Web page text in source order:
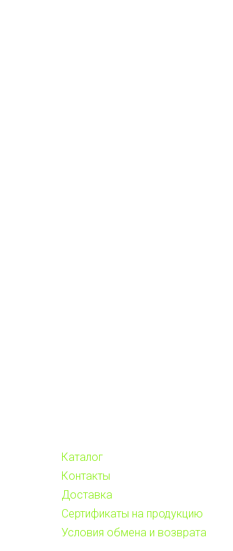
Каталог
Контакты
Доставка
Сертификаты на продукцию
Условия обмена и возврата